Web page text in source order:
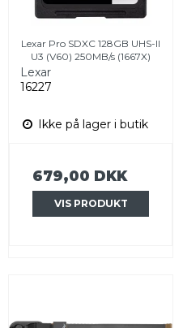
Lexar Pro SDXC 128GB UHS-II
U3 (V60) 250MB/s (1667X)
Lexar
16227
Ikke på lager i butik
679,00 DKK
VIS PRODUKT